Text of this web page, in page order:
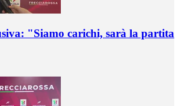
"Siamo carichi, sarà la partita